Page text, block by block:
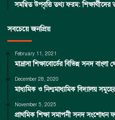
সমন্বিত উপবৃত্তি তথ্য ফরম:
সবচেয়ে জনপ্রিয়
February 11, 2021
মাদ্রাসা শিক্ষাবোর্ডের বিভিন্ন সনদ
December 28, 2020
মাধ্যমিক ও নিন্মমাধ্যমিক বিদ্যালয়
November 5, 2025
প্রাথমিক শিক্ষা সমাপনী সনদ সংশোধন